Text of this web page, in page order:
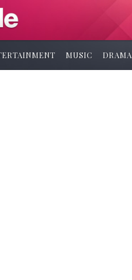
MUSIC DRAMA